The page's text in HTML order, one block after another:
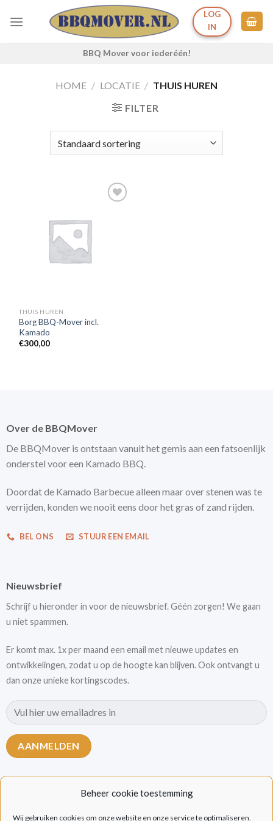
Beheer cookie toestemming
Wij gebruiken cookies om onze website en onze service te optimaliseren.
naar
LOG
IN
BBQ Mover voor iederéén!
HOME / LOCATIE / THUIS HUREN
FILTER
THUIS HUREN
Borg BBQ-Mover incl.
Kamado
€300,00
Over de BBQMover
De BBQMover is ontstaan vanuit het gemis aan een fatsoenlijk
onderstel voor een Kamado BBQ.
Doordat de Kamado Barbecue alleen maar over stenen was te
verrijden, konden we nooit eens door het gras of zand rijden.
BEL ONS STUUR EEN EMAIL
Nieuwsbrief
Schrijf u hieronder in voor de nieuwsbrief. Géén zorgen! We gaan
u niet spammen.
Er komt max. 1x per maand een email met nieuwe updates en
ontwikkelingen, zodat u op de hoogte kan blijven. Ook ontvangt u
dan onze unieke kortingscodes.